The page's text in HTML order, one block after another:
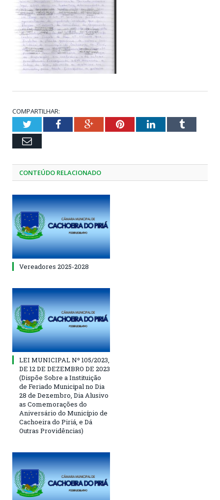
COMPARTILHAR:
TwitterFacebookGoogle+PinterestLinkedInTumblr
Email
CONTEÚDO RELACIONADO
Vereadores 2025-2028
LEI MUNICIPAL Nº 105/2023,
DE 12 DE DEZEMBRO DE 2023
(Dispõe Sobre a Instituição
de Feriado Municipal no Dia
28 de Dezembro, Dia Alusivo
as Comemorações do
Aniversário do Município de
Cachoeira do Piriá, e Dá
Outras Providências)